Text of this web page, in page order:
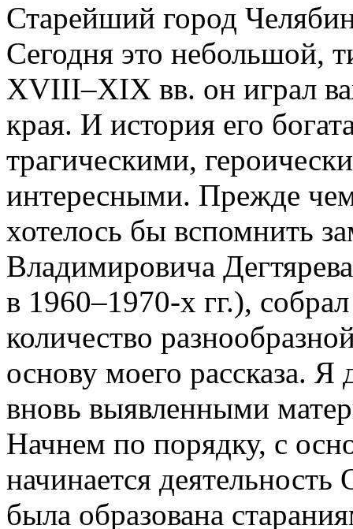
Старейший город
Сегодня это небольшой,
XVIII–XIX вв. он играл
края. И история его
трагическими,
интересными. Прежде
хотелось бы вспомнить
Владимировича
в 1960–1970-х гг.),
количество
основу моего рассказа.
вновь выявленными
Начнем по порядку, с
начинается
была образована